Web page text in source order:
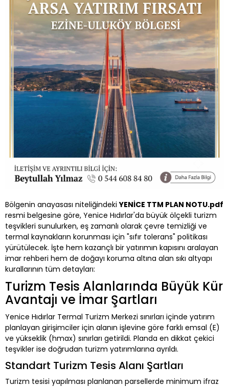
Bölgenin anayasası niteliğindekiYENİCE TTM PLAN NOTU.pdf
resmi belgesine göre, Yenice Hıdırlar'da büyük ölçekli turizm
teşvikleri sunulurken, eş zamanlı olarak çevre temizliği ve
termal kaynakların korunması için "sıfır tolerans" politikası
yürütülecek. İşte hem kazançlı bir yatırımın kapısını aralayan
imar rehberi hem de doğayı koruma altına alan sıkı altyapı
kurallarının tüm detayları:
Turizm Tesis Alanlarında Büyük Kür
Avantajı ve İmar Şartları
Yenice Hıdırlar Termal Turizm Merkezi sınırları içinde yatırım
planlayan girişimciler için alanın işlevine göre farklı emsal (E)
ve yükseklik (hmax) sınırları getirildi. Planda en dikkat çekici
teşvikler ise doğrudan turizm yatırımlarına ayrıldı.
Standart Turizm Tesis Alanı Şartları
Turizm tesisi yapılması planlanan parsellerde minimum ifraz